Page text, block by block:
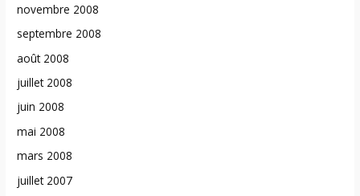
novembre 2008
septembre 2008
août 2008
juillet 2008
juin 2008
mai 2008
mars 2008
juillet 2007